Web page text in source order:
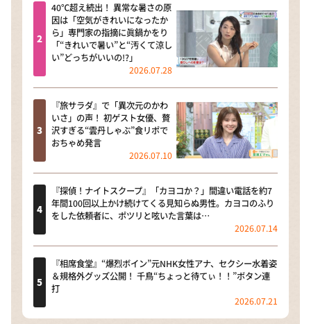
40℃超え続出！ 異常な暑さの原
因は「空気がきれいになったか
ら」専門家の指摘に眞鍋かをり
「“きれいで暑い”と“汚くて涼し
い”どっちがいいの!?」
2026.07.28
『旅サラダ』で「異次元のかわ
いさ」の声！ 初ゲスト女優、贅
沢すぎる“雲丹しゃぶ”食リポで
おちゃめ発言
2026.07.10
『探偵！ナイトスクープ』「カヨコか？」間違い電話を約7
年間100回以上かけ続けてくる見知らぬ男性。カヨコのふり
をした依頼者に、ポツリと呟いた言葉は…
2026.07.14
『相席食堂』“爆烈ボイン”元NHK女性アナ、セクシー水着姿
＆規格外グッズ公開！ 千鳥“ちょっと待てぃ！！”ボタン連
打
2026.07.21